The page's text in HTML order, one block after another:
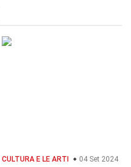
CULTURA E LE ARTI 04 Set 2024